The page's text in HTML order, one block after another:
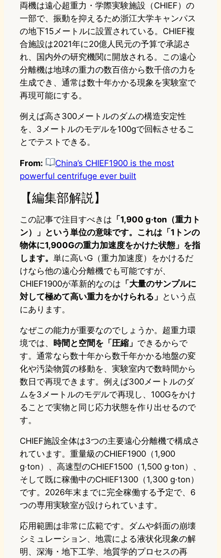
両機は遠心超重力・学際実験施設（CHIEF）の
一部で、振動を抑えるため浙江大学キャンパス
の地下15メートルに設置されている。CHIEF複
合施設は2021年に20億人民元の予算で承認さ
れ、国内外の研究機関に開放される。この遠心
分離機は地球の重力の数百倍から数千倍の力を
生成でき、通常は数十年かかる現象を実験室で
再現可能にする。
例えば高さ300メートルのダムの構造安定性
を、3メートルのモデルを100gで回転させるこ
とでテストできる。
From:
China’s CHIEF1900 is the most
powerful centrifuge ever built
【編集部解説】
この記事で注目すべきは 「1,900 g·ton（重力ト
ン）」という単位の意味です。これは「1トンの
物体に1,900Gの重力加速度をかけた状態」を指
します。 単に高いG（重力加速度）をかけるだ
けなら他の遠心分離機でも可能ですが、
CHIEF1900が革新的なのは 「大量のサンプルに
対して極めて高い重力をかけられる」 という点
にあります。
なぜこの能力が重要なのでしょうか。超重力環
境では、 時間と空間を「圧縮」 できるからで
す。通常なら数十年から数千年かかる地盤の変
化や汚染物質の移動を、実験室内で数時間から
数日で再現できます。例えば300メートルのダ
ムを3メートルのモデルで再現し、100Gをかけ
ることで実物と同じ応力状態を作り出せるので
す。
CHIEF施設全体は3つの主要遠心分離機で構成さ
れています。重量級のCHIEF1900（1,900
g·ton）、高速型のCHIEF1500（1,500 g·ton）、
そして既に稼働中のCHIEF1300（1,300 g·ton）
です。2026年末までに完全稼働する予定で、6
つの専用実験室が設けられています。
応用範囲は非常に広範です。ダムや斜面の崩壊
シミュレーション、地震による液状化現象の解
明、深海・地下工学、地質学的プロセスの再